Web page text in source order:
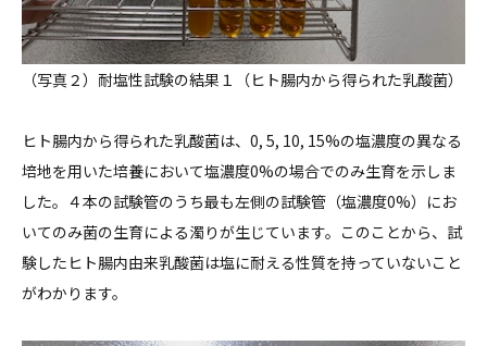
（写真２）耐塩性試験の結果１（ヒト腸内から得られた乳酸菌）
ヒト腸内から得られた乳酸菌は、0, 5, 10, 15%の塩濃度の異なる
培地を用いた培養において塩濃度0%の場合でのみ生育を示しま
した。４本の試験管のうち最も左側の試験管（塩濃度0%）にお
いてのみ菌の生育による濁りが生じています。このことから、試
験したヒト腸内由来乳酸菌は塩に耐える性質を持っていないこと
がわかります。